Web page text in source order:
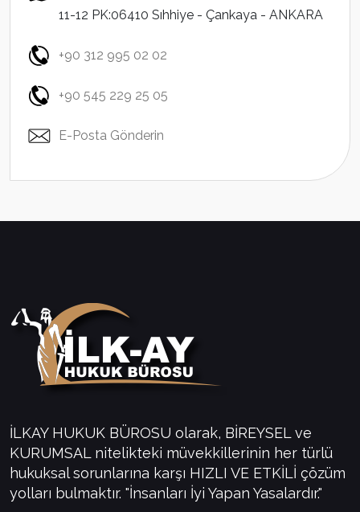
11-12 PK:06410 Sıhhiye - Çankaya - ANKARA
+90 312 995 02 02
+90 545 229 25 05
E-Posta Gönderin
İLKAY HUKUK BÜROSU olarak, BİREYSEL ve
KURUMSAL nitelikteki müvekkillerinin her türlü
hukuksal sorunlarına karşı HIZLI VE ETKİLİ çözüm
yolları bulmaktır. "İnsanları İyi Yapan Yasalardır."